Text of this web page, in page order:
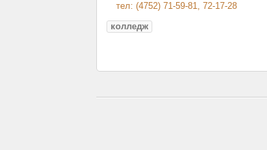
тел: (4752) 71-59-81, 72-17-28
колледж